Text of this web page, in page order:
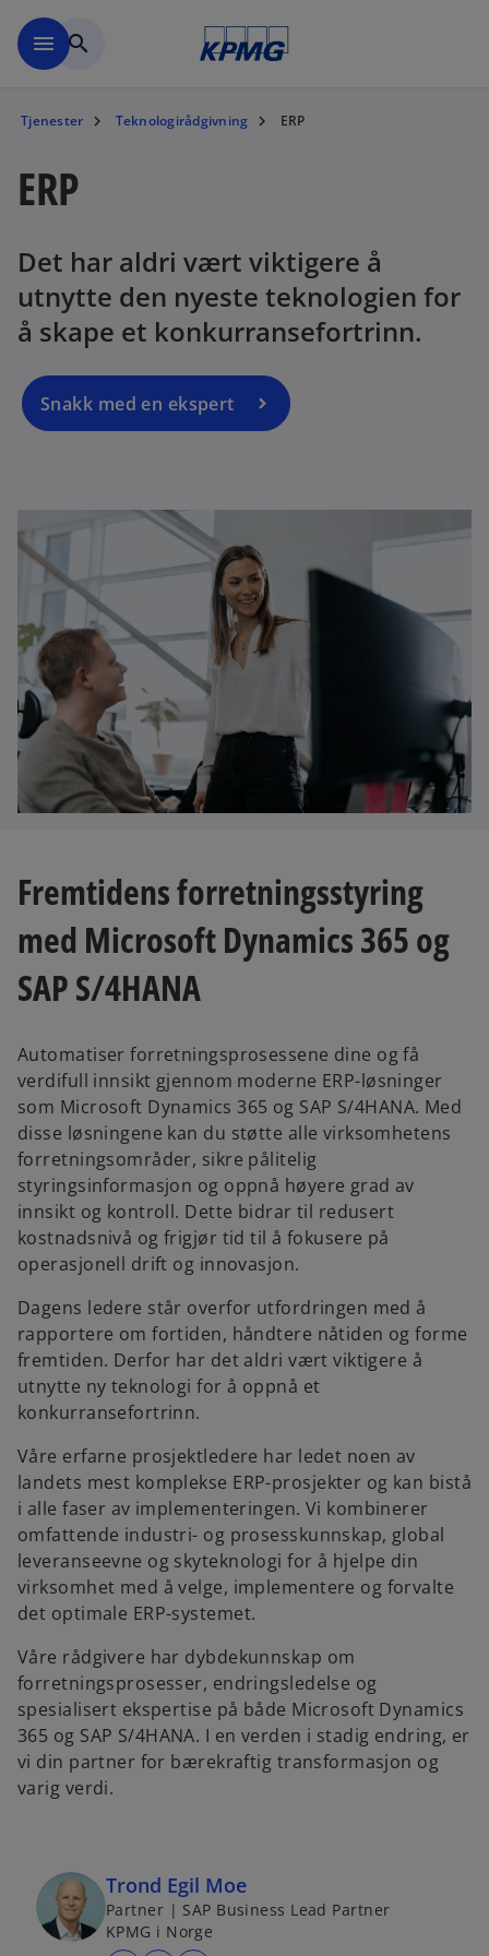
menu search
Tjenester Teknologirådgivning ERP
ERP
Det har aldri vært viktigere å
utnytte den nyeste teknologien for
å skape et konkurransefortrinn.
Snakk med en ekspert
Fremtidens forretningsstyring
med Microsoft Dynamics 365 og
SAP S/4HANA
Automatiser forretningsprosessene dine og få
verdifull innsikt gjennom moderne ERP-løsninger
som Microsoft Dynamics 365 og SAP S/4HANA. Med
disse løsningene kan du støtte alle virksomhetens
forretningsområder, sikre pålitelig
styringsinformasjon og oppnå høyere grad av
innsikt og kontroll. Dette bidrar til redusert
kostnadsnivå og frigjør tid til å fokusere på
operasjonell drift og innovasjon.
Dagens ledere står overfor utfordringen med å
rapportere om fortiden, håndtere nåtiden og forme
fremtiden. Derfor har det aldri vært viktigere å
utnytte ny teknologi for å oppnå et
konkurransefortrinn.
Våre erfarne prosjektledere har ledet noen av
landets mest komplekse ERP-prosjekter og kan bistå
i alle faser av implementeringen. Vi kombinerer
omfattende industri- og prosesskunnskap, global
leveranseevne og skyteknologi for å hjelpe din
virksomhet med å velge, implementere og forvalte
det optimale ERP-systemet.
Våre rådgivere har dybdekunnskap om
forretningsprosesser, endringsledelse og
spesialisert ekspertise på både Microsoft Dynamics
365 og SAP S/4HANA. I en verden i stadig endring, er
vi din partner for bærekraftig transformasjon og
varig verdi.
Trond Egil Moe
Partner | SAP Business Lead Partner
KPMG i Norge